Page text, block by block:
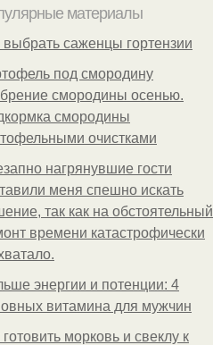
материалы
выбрать саженцы гортензии
под смородину
смородины осенью.
смородины
очистками
нагрянувшие гости
меня спешно искать
так как на обстоятельный
времени катастрофически
энергии и потенции: 4
витамина для мужчин
готовить морковь и свеклу к